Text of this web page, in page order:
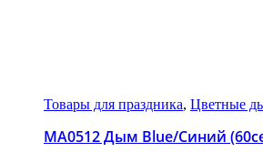
Товары для праздника, Цветные
МА0512 Дым Blue/Синий